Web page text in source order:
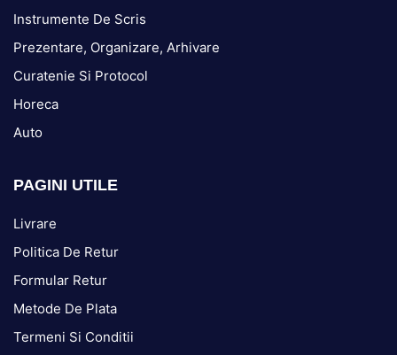
Instrumente De Scris
Prezentare, Organizare, Arhivare
Curatenie Si Protocol
Horeca
Auto
PAGINI UTILE
Livrare
Politica De Retur
Formular Retur
Metode De Plata
Termeni Si Conditii